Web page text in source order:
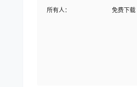
所有人： 免费下载